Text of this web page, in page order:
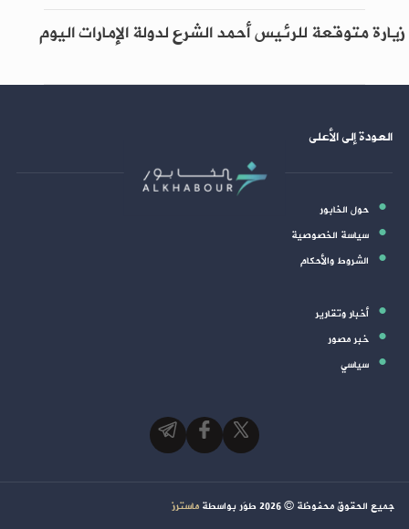
زيارة متوقعة للرئيس أحمد الشرع لدولة الإمارات اليوم
العودة إلى الأعلى
حول الخابور
سياسة الخصوصية
الشروط والأحكام
أخبار وتقارير
خبر مصور
سياسي
جميع الحقوق محفوظة ©2026طوَر بواسطةماسترز